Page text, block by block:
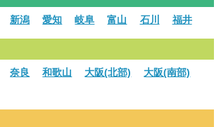
新潟 愛知 岐阜 富山 石川 福井
奈良 和歌山 大阪(北部)
大阪(南部)